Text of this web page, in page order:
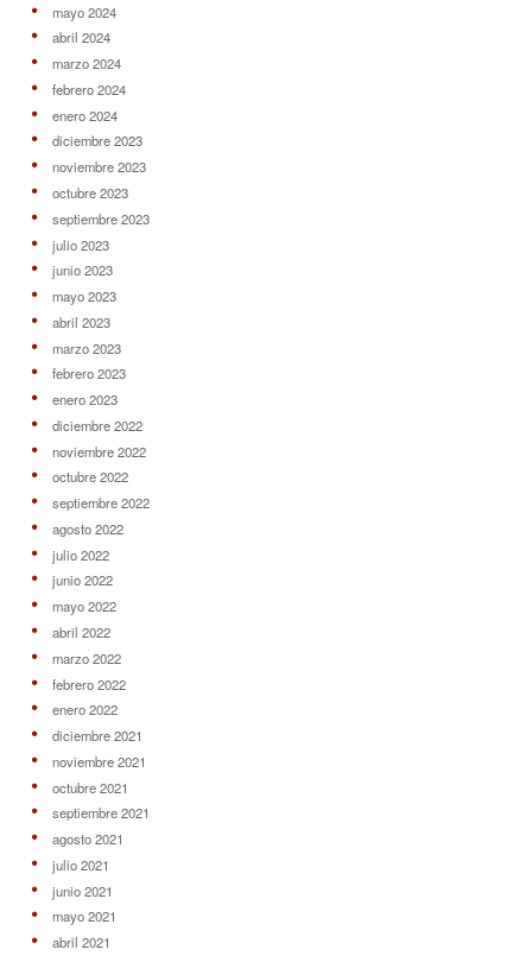
mayo 2024
abril 2024
marzo 2024
febrero 2024
enero 2024
diciembre 2023
noviembre 2023
octubre 2023
septiembre 2023
julio 2023
junio 2023
mayo 2023
abril 2023
marzo 2023
febrero 2023
enero 2023
diciembre 2022
noviembre 2022
octubre 2022
septiembre 2022
agosto 2022
julio 2022
junio 2022
mayo 2022
abril 2022
marzo 2022
febrero 2022
enero 2022
diciembre 2021
noviembre 2021
octubre 2021
septiembre 2021
agosto 2021
julio 2021
junio 2021
mayo 2021
abril 2021